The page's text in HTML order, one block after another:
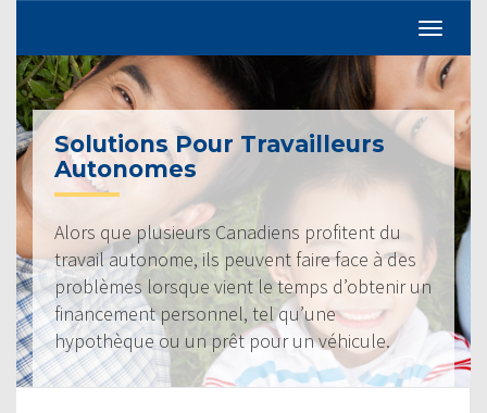
Solutions Pour Travailleurs
Autonomes
Alors que plusieurs Canadiens profitent du
travail autonome, ils peuvent faire face à des
problèmes lorsque vient le temps d’obtenir un
financement personnel, tel qu’une
hypothèque ou un prêt pour un véhicule.